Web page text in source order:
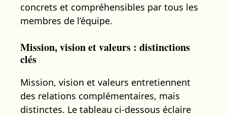
concrets et compréhensibles par tous les
membres de l’équipe.
Mission, vision et valeurs : distinctions
clés
Mission, vision et valeurs entretiennent
des relations complémentaires, mais
distinctes. Le tableau ci-dessous éclaire